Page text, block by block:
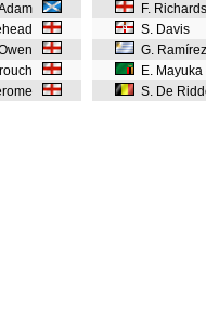
F.
S. Davis
G. Ramírez
E. Mayuka
S. De